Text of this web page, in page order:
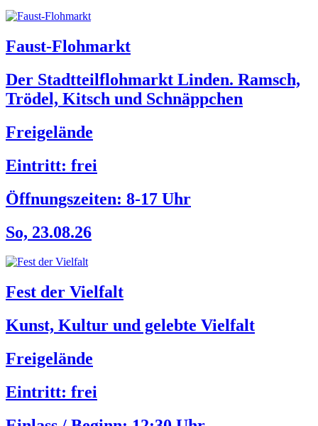
Faust-Flohmarkt
Der Stadtteilflohmarkt Linden. Ramsch,
Trödel, Kitsch und Schnäppchen
Freigelände
Eintritt: frei
Öffnungszeiten: 8-17 Uhr
So, 23.08.26
Fest der Vielfalt
Kunst, Kultur und gelebte Vielfalt
Freigelände
Eintritt: frei